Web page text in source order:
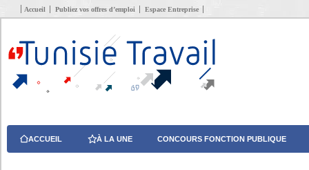
Accueil Publiez vos offres d’emploi Espace Entreprise
ACCUEIL À LA UNE CONCOURS FONCTION PUBLIQUE